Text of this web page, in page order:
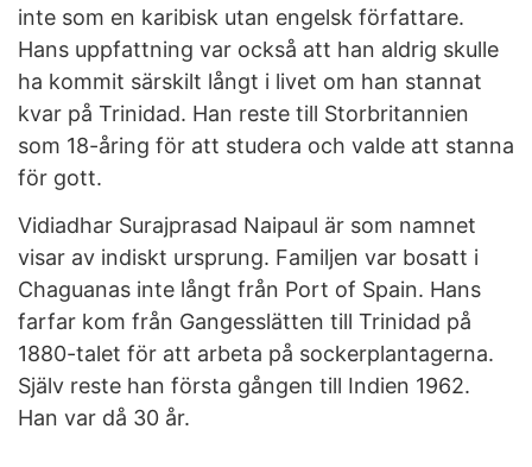
inte som en karibisk utan engelsk författare.
Hans uppfattning var också att han aldrig skulle
ha kommit särskilt långt i livet om han stannat
kvar på Trinidad. Han reste till Storbritannien
som 18-åring för att studera och valde att stanna
för gott.
Vidiadhar Surajprasad Naipaul är som namnet
visar av indiskt ursprung. Familjen var bosatt i
Chaguanas inte långt från Port of Spain. Hans
farfar kom från Gangesslätten till Trinidad på
1880-talet för att arbeta på sockerplantagerna.
Själv reste han första gången till Indien 1962.
Han var då 30 år.